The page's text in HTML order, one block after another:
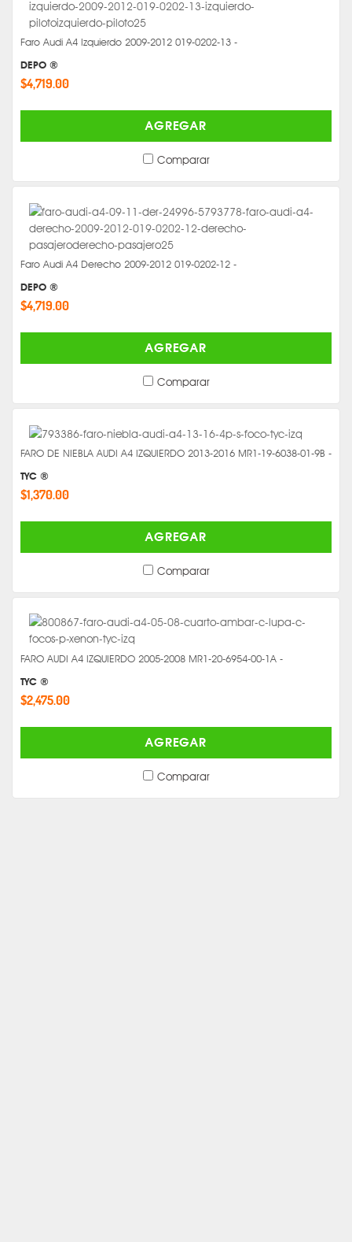
Faro Audi A4 Izquierdo 2009-2012 019-0202-13 -
DEPO ®
$4,719.00
AGREGAR
Comparar
Faro Audi A4 Derecho 2009-2012 019-0202-12 -
DEPO ®
$4,719.00
AGREGAR
Comparar
FARO DE NIEBLA AUDI A4 IZQUIERDO 2013-2016 MR1-19-6038-01-9B -
TYC ®
$1,370.00
AGREGAR
Comparar
FARO AUDI A4 IZQUIERDO 2005-2008 MR1-20-6954-00-1A -
TYC ®
$2,475.00
AGREGAR
Comparar